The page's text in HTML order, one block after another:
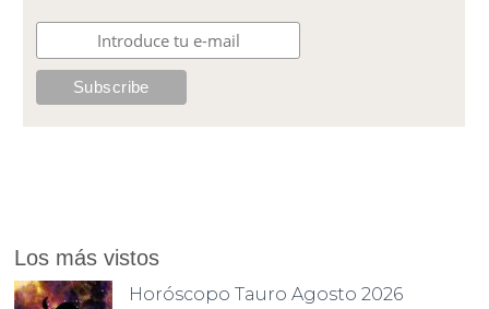
Los más vistos
Horóscopo Tauro Agosto 2026